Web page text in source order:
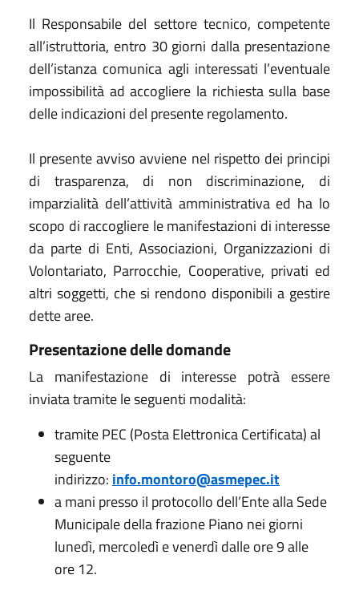
Il Responsabile del settore tecnico, competente
all’istruttoria, entro 30 giorni dalla presentazione
dell’istanza comunica agli interessati l’eventuale
impossibilità ad accogliere la richiesta sulla base
delle indicazioni del presente regolamento.
Il presente avviso avviene nel rispetto dei principi
di trasparenza, di non discriminazione, di
imparzialità dell’attività amministrativa ed ha lo
scopo di raccogliere le manifestazioni di interesse
da parte di Enti, Associazioni, Organizzazioni di
Volontariato, Parrocchie, Cooperative, privati ed
altri soggetti, che si rendono disponibili a gestire
dette aree.
Presentazione delle domande
La manifestazione di interesse potrà essere
inviata tramite le seguenti modalità:
tramite PEC (Posta Elettronica Certificata) al
seguente
indirizzo: info.montoro@asmepec.it
a mani presso il protocollo dell’Ente alla Sede
Municipale della frazione Piano nei giorni
lunedì, mercoledì e venerdì dalle ore 9 alle
ore 12.